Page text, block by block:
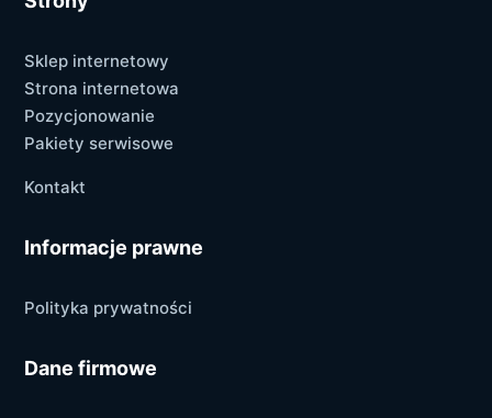
Sklep internetowy
Strona internetowa
Pozycjonowanie
Pakiety serwisowe
Kontakt
Informacje prawne
Polityka prywatności
Dane firmowe